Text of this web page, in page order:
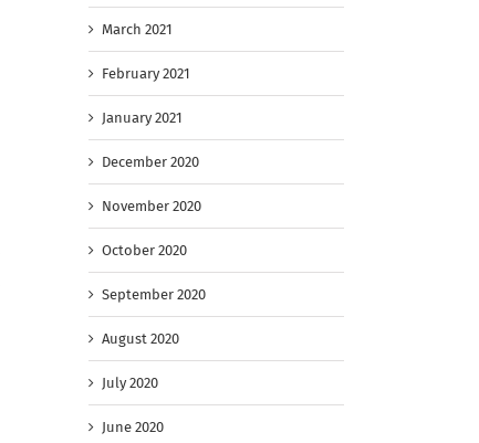
March 2021
February 2021
January 2021
December 2020
November 2020
October 2020
September 2020
August 2020
July 2020
June 2020